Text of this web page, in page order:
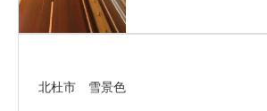
北杜市 雪景色